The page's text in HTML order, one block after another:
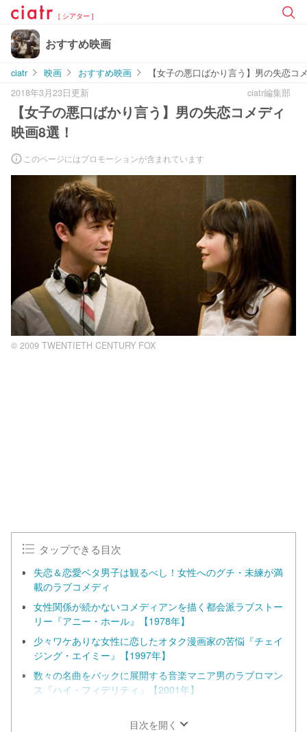
[ シアター ]
おすすめ映画
ciatr 映画 おすすめ映画
【女子の悪口ばかり言う】男の失恋コ
2018年3月23日更新
ciatr編集部
【女子の悪口ばかり言う】男の失恋コメディ
映画8選！
このページにはプロモーションが含まれています
© 2009 TWENTIETH CENTURY FOX
タップできる目次
失恋＆恋愛ベタ男子は観るべし！女性へのグチ・未練が満
載のラブコメディ
女性関係が続かないコメディアンを描く都会派ラブストー
リー『アニー・ホール』【1978年】
少々ワケありな女性に恋したオタク漫画家の苦悩『チェイ
ジング・エイミー』【1997年】
数々の名曲をバックに展開する音楽マニア男のラブロマン
ス『ハイ・フィデリティ』【2001年】
『パンチドランク・ラブ』【2002年】
目次を開く